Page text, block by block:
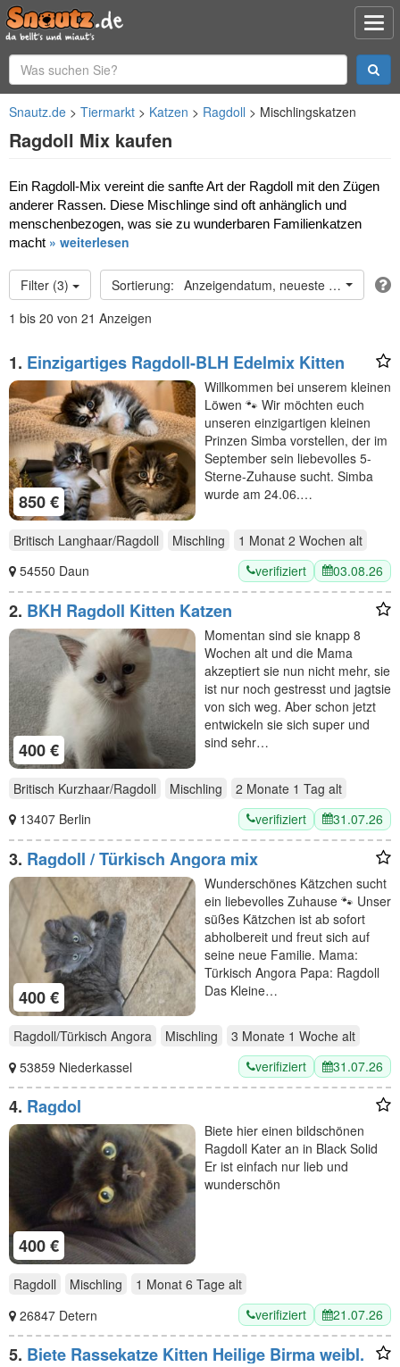
Snautz.de Tiermarkt Katzen Ragdoll Mischlingskatzen
Ragdoll Mix kaufen
Ein Ragdoll-Mix vereint die sanfte Art der Ragdoll mit den Zügen
anderer Rassen. Diese Mischlinge sind oft anhänglich und
menschenbezogen, was sie zu wunderbaren Familienkatzen
macht » weiterlesen
Filter (3)
Anzeigendatum, neueste oben
1 bis 20 von 21 Anzeigen
1. Einzigartiges Ragdoll-BLH Edelmix Kitten
850 €
Willkommen bei unserem kleinen
Löwen 🐾 Wir möchten euch
unseren einzigartigen kleinen
Prinzen Simba vorstellen, der im
September sein liebevolles 5-
Sterne-Zuhause sucht. Simba
wurde am 24.06.…
Britisch Langhaar/Ragdoll Mischling 1 Monat 2 Wochen alt
54550 Daun
verifiziert 03.08.26
2. BKH Ragdoll Kitten Katzen
400 €
Momentan sind sie knapp 8
Wochen alt und die Mama
akzeptiert sie nun nicht mehr, sie
ist nur noch gestresst und jagtsie
von sich weg. Aber schon jetzt
entwickeln sie sich super und
sind sehr…
Britisch Kurzhaar/Ragdoll Mischling 2 Monate 1 Tag alt
13407 Berlin
verifiziert 31.07.26
3. Ragdoll / Türkisch Angora mix
400 €
Wunderschönes Kätzchen sucht
ein liebevolles Zuhause 🐾 Unser
süßes Kätzchen ist ab sofort
abholbereit und freut sich auf
seine neue Familie. Mama:
Türkisch Angora Papa: Ragdoll
Das Kleine…
Ragdoll/Türkisch Angora Mischling 3 Monate 1 Woche alt
53859 Niederkassel
verifiziert 31.07.26
4. Ragdol
400 €
Biete hier einen bildschönen
Ragdoll Kater an in Black Solid
Er ist einfach nur lieb und
wunderschön
Ragdoll Mischling 1 Monat 6 Tage alt
26847 Detern
verifiziert 21.07.26
5. Biete Rassekatze Kitten Heilige Birma weibl.